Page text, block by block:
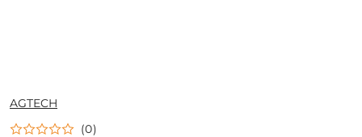
NAZWA
PRODUCENTA:
AGTECH
(0)